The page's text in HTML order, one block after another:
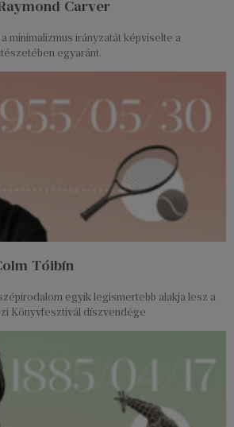
Carver
minimalizmus irányzatát képviselte a
egyaránt.
Tóibín
egyik legismertebb alakja lesz a
Könyvfesztivál díszvendége